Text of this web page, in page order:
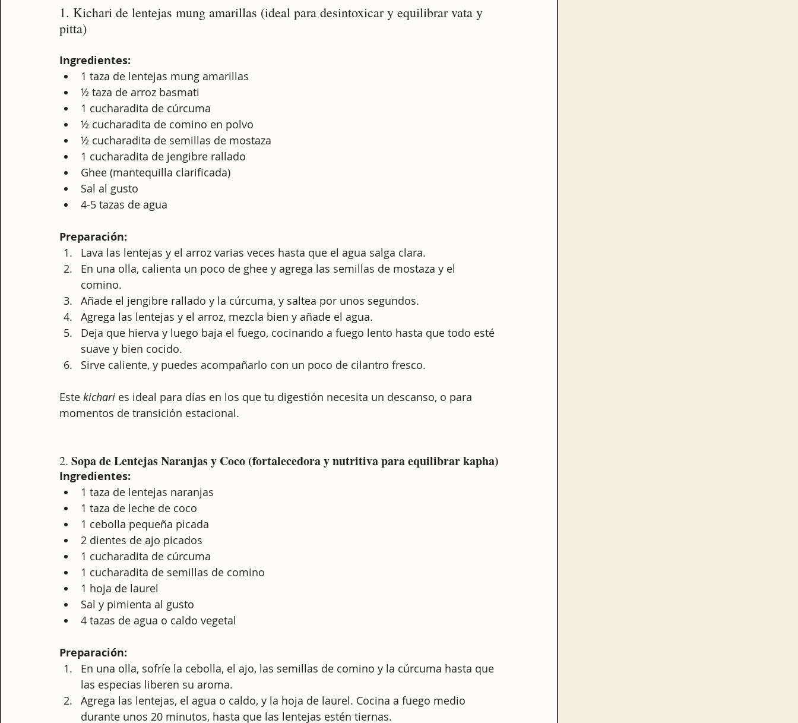
1. Kichari de lentejas mung amarillas (ideal para desintoxicar y equilibrar vata y
pitta)
Ingredientes:
1 taza de lentejas mung amarillas
½ taza de arroz basmati
1 cucharadita de cúrcuma
½ cucharadita de comino en polvo
½ cucharadita de semillas de mostaza
1 cucharadita de jengibre rallado
Ghee (mantequilla clarificada)
Sal al gusto
4-5 tazas de agua
Preparación:
Lava las lentejas y el arroz varias veces hasta que el agua salga clara.
En una olla, calienta un poco de ghee y agrega las semillas de mostaza y el
comino.
Añade el jengibre rallado y la cúrcuma, y saltea por unos segundos.
Agrega las lentejas y el arroz, mezcla bien y añade el agua.
Deja que hierva y luego baja el fuego, cocinando a fuego lento hasta que todo esté
suave y bien cocido.
Sirve caliente, y puedes acompañarlo con un poco de cilantro fresco.
Este kichari es ideal para días en los que tu digestión necesita un descanso, o para
momentos de transición estacional.
2. Sopa de Lentejas Naranjas y Coco (fortalecedora y nutritiva para equilibrar kapha)
Ingredientes:
1 taza de lentejas naranjas
1 taza de leche de coco
1 cebolla pequeña picada
2 dientes de ajo picados
1 cucharadita de cúrcuma
1 cucharadita de semillas de comino
1 hoja de laurel
Sal y pimienta al gusto
4 tazas de agua o caldo vegetal
Preparación:
En una olla, sofríe la cebolla, el ajo, las semillas de comino y la cúrcuma hasta que
las especias liberen su aroma.
Agrega las lentejas, el agua o caldo, y la hoja de laurel. Cocina a fuego medio
durante unos 20 minutos, hasta que las lentejas estén tiernas.